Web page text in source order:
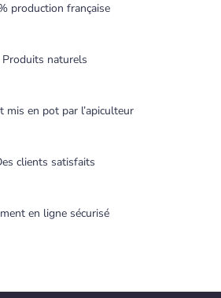
production française
Produits naturels
mis en pot par l’apiculteur
clients satisfaits
en ligne sécurisé